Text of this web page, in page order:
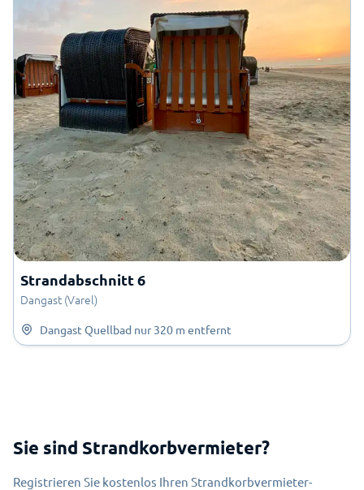
Strandabschnitt 6
Dangast (Varel)
Dangast Quellbad nur 320 m entfernt
Sie sind Strandkorbvermieter?
Registrieren Sie kostenlos Ihren Strandkorbvermieter-